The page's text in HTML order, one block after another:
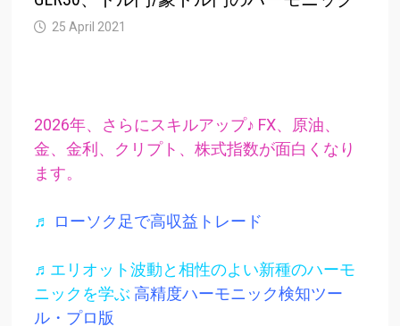
25 April 2021
2026年、さらにスキルアップ♪ FX、原油、
金、金利、クリプト、株式指数が面白くなり
ます。
♬ ローソク足で高収益トレード
♬エリオット波動と相性のよい新種のハーモ
ニックを学ぶ 高精度ハーモニック検知ツー
ル・プロ版